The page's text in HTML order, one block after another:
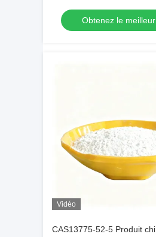
cryolite de sodium blanc
production industrielle
Obtenez le
Vidéo
CAS13775-52-5 Produit